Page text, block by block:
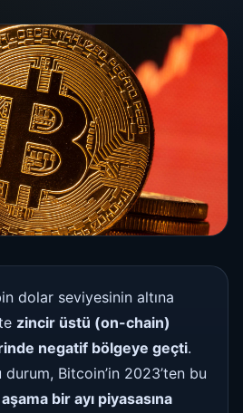
dolar seviyesinin altına
zincir üstü (on-chain)
negatif bölgeye geçti.
Bitcoin’in 2023’ten bu
bir ayı piyasasına